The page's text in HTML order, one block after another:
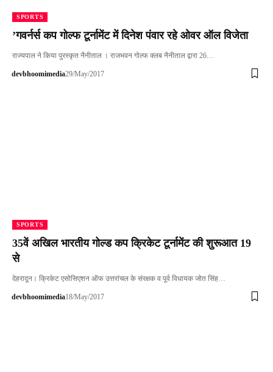
SPORTS
’गवर्नर्स कप गोल्फ टूर्नामेंट में दिनेश पंवार रहे ओवर ऑल विजेता
राज्यपाल ने किया पुरस्कृत नैनीताल । राजभवन गोल्फ क्लब नैनीताल द्वारा 26…
devbhoomimedia29/May/2017
SPORTS
35वें अखिल भारतीय गोल्ड कप क्रिकेट टूर्नामेंट की शुरूआत 19
से
देहरादून। क्रिकेट एसोसिएशन ऑफ उत्तरांचल के संरक्षक व पूर्व विधायक जोत सिंह…
devbhoomimedia18/May/2017